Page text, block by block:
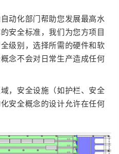
动化部门帮助您发展最高水
安全标准，我们为您方项目
级别，选择所需的硬件和软
念不会对日常生产造成任何
，安全设施（如护栏、安全
安全概念的设计允许在任何